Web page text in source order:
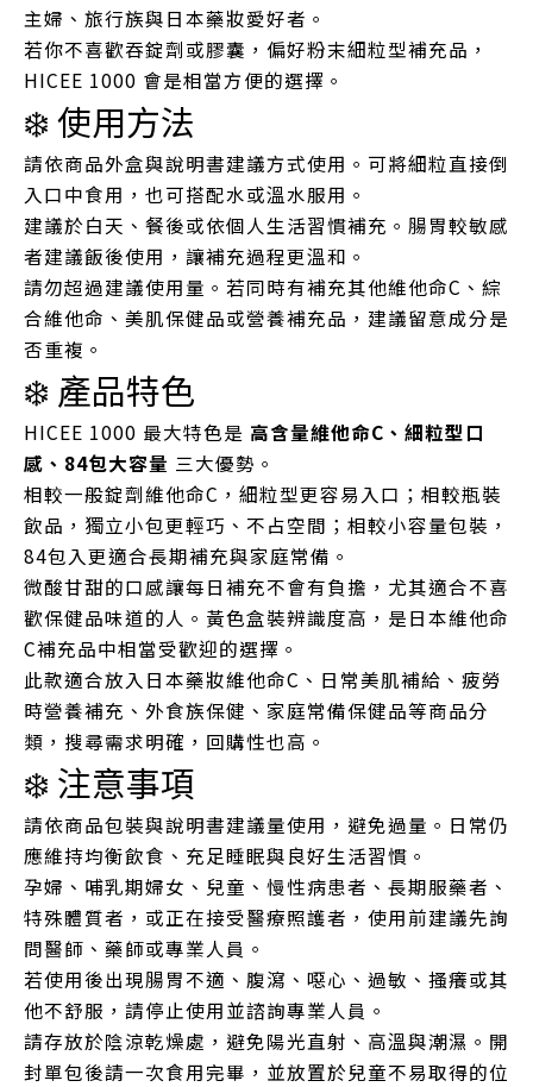
主婦、旅行族與日本藥妝愛好者。
若你不喜歡吞錠劑或膠囊，偏好粉末細粒型補充品，
HICEE 1000 會是相當方便的選擇。
❄️ 使用方法
請依商品外盒與說明書建議方式使用。可將細粒直接倒
入口中食用，也可搭配水或溫水服用。
建議於白天、餐後或依個人生活習慣補充。腸胃較敏感
者建議飯後使用，讓補充過程更溫和。
請勿超過建議使用量。若同時有補充其他維他命C、綜
合維他命、美肌保健品或營養補充品，建議留意成分是
否重複。
❄️ 產品特色
HICEE 1000 最大特色是 高含量維他命C、細粒型口
感、84包大容量 三大優勢。
相較一般錠劑維他命C，細粒型更容易入口；相較瓶裝
飲品，獨立小包更輕巧、不占空間；相較小容量包裝，
84包入更適合長期補充與家庭常備。
微酸甘甜的口感讓每日補充不會有負擔，尤其適合不喜
歡保健品味道的人。黃色盒裝辨識度高，是日本維他命
C補充品中相當受歡迎的選擇。
此款適合放入日本藥妝維他命C、日常美肌補給、疲勞
時營養補充、外食族保健、家庭常備保健品等商品分
類，搜尋需求明確，回購性也高。
❄️ 注意事項
請依商品包裝與說明書建議量使用，避免過量。日常仍
應維持均衡飲食、充足睡眠與良好生活習慣。
孕婦、哺乳期婦女、兒童、慢性病患者、長期服藥者、
特殊體質者，或正在接受醫療照護者，使用前建議先詢
問醫師、藥師或專業人員。
若使用後出現腸胃不適、腹瀉、噁心、過敏、搔癢或其
他不舒服，請停止使用並諮詢專業人員。
請存放於陰涼乾燥處，避免陽光直射、高溫與潮濕。開
封單包後請一次食用完畢，並放置於兒童不易取得的位